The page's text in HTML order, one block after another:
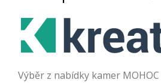
Výběr z nabídky kamer